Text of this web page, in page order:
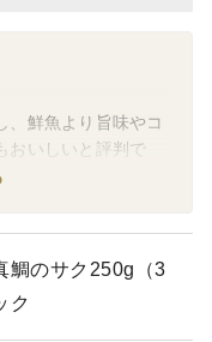
、鮮魚より旨味やコ
おいしいと評判で
ずに努力し続けるこ
鯛のサク250g（3
ク